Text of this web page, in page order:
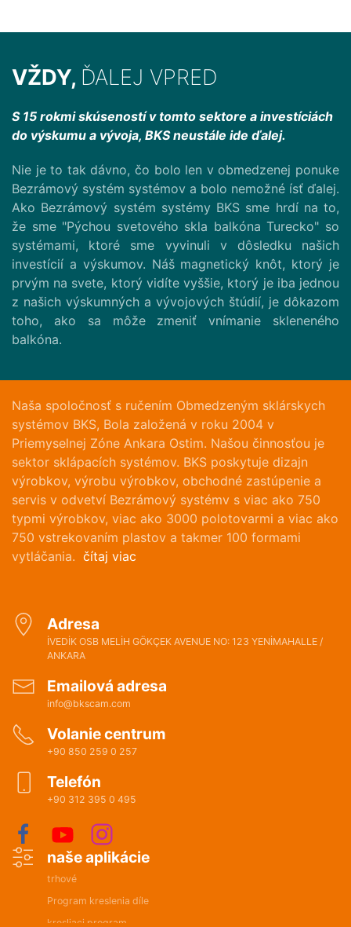
VŽDY, ĎALEJ VPRED
S 15 rokmi skúseností v tomto sektore a investíciách
do výskumu a vývoja, BKS neustále ide ďalej.
Nie je to tak dávno, čo bolo len v obmedzenej ponuke
Bezrámový systém systémov a bolo nemožné ísť ďalej.
Ako Bezrámový systém systémy BKS sme hrdí na to,
že sme "Pýchou svetového skla balkóna Turecko" so
systémami, ktoré sme vyvinuli v dôsledku našich
investícií a výskumov. Náš magnetický knôt, ktorý je
prvým na svete, ktorý vidíte vyššie, ktorý je iba jednou
z našich výskumných a vývojových štúdií, je dôkazom
toho, ako sa môže zmeniť vnímanie skleneného
balkóna.
Naša spoločnosť s ručením Obmedzeným sklárskych
systémov BKS, Bola založená v roku 2004 v
Priemyselnej Zóne Ankara Ostim. Našou činnosťou je
sektor sklápacích systémov. BKS poskytuje dizajn
výrobkov, výrobu výrobkov, obchodné zastúpenie a
servis v odvetví Bezrámový systémv s viac ako 750
typmi výrobkov, viac ako 3000 polotovarmi a viac ako
750 vstrekovaním plastov a takmer 100 formami
vytláčania. čítaj viac
Adresa
İVEDİK OSB MELİH GÖKÇEK AVENUE NO: 123 YENİMAHALLE /
ANKARA
Emailová adresa
info@bkscam.com
Volanie centrum
+90 850 259 0 257
Telefón
+90 312 395 0 495
naše aplikácie
trhové
Program kreslenia díle
kresliaci program